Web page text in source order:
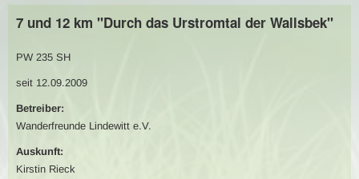
7 und 12 km "Durch das Urstromtal der Wallsbek"
PW 235 SH
seit 12.09.2009
Betreiber:
Wanderfreunde Lindewitt e.V.
Auskunft:
Kirstin Rieck